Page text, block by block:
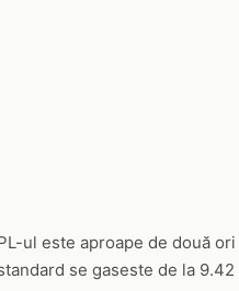
ul este aproape de două ori
se gaseste de la 9.42